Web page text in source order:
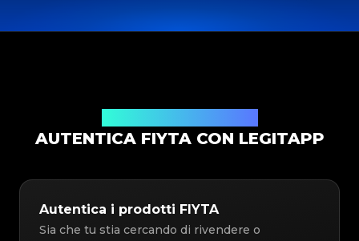
AUTENTICA FIYTA CON LEGITAPP
Autentica i prodotti FIYTA
Sia che tu stia cercando di rivendere o